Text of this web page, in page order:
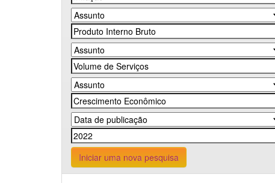
Iniciar uma nova pesquisa